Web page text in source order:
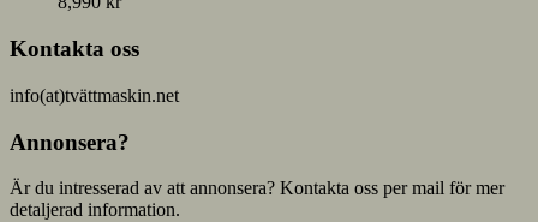
Kontakta oss
info(at)tvättmaskin.net
Annonsera?
Är du intresserad av att annonsera? Kontakta oss per mail för mer
detaljerad information.